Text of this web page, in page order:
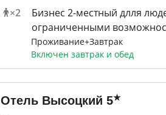
×2
Бизнес 2-местный длля
ограниченными
Проживание+Завтрак
Включен завтрак и обед
Отель Высоцкий 5★